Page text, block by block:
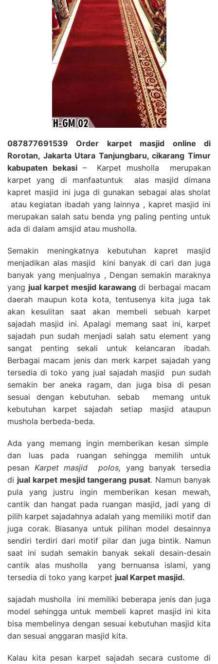
087877691539 Order karpet masjid online di
Rorotan, Jakarta Utara Tanjungbaru, cikarang Timur
kabupaten bekasi– Karpet musholla merupakan
karpet yang di manfaatuntuk alas masjid dimana
kapret masjid ini juga di gunakan sebagai alas sholat
atau kegiatan ibadah yang lainnya , kapret masjid ini
merupakan salah satu benda yng paling penting untuk
ada di dalam amsjid atau musholla.
Semakin meningkatnya kebutuhan kapret masjid
menjadikan alas masjid kini banyak di cari dan juga
banyak yang menjualnya , Dengan semakin maraknya
yang jual karpet mesjid karawang di berbagai macam
daerah maupun kota kota, tentusenya kita juga tak
akan kesulitan saat akan membeli sebuah karpet
sajadah masjid ini. Apalagi memang saat ini, karpet
sajadah pun sudah menjadi salah satu element yang
sangat penting sekali untuk kelancaran ibadah.
Berbagai macam jenis dan merk karpet sajadah yang
tersedia di toko yang jual sajadah masjid pun sudah
semakin ber aneka ragam, dan juga bisa di pesan
sesuai dengan kebutuhan. sebab memang untuk
kebutuhan karpet sajadah setiap masjid ataupun
mushola berbeda-beda.
Ada yang memang ingin memberikan kesan simple
dan luas pada ruangan sehingga memilih untuk
pesan Karpet masjid polos, yang banyak tersedia
di jual karpet mesjid tangerang pusat. Namun banyak
pula yang justru ingin memberikan kesan mewah,
cantik dan hangat pada ruangan masjid, jadi yang di
pilih karpet sajadahnya adalah yang memiliki motif dan
juga corak. Biasanya untuk pilihan model desainnya
sendiri terdiri dari motif pilar dan juga bintik. Namun
saat ini sudah semakin banyak sekali desain-desain
cantik alas musholla yang bernuansa islami, yang
tersedia di toko yang karpet jual Karpet masjid.
sajadah musholla ini memiliki beberapa jenis dan juga
model sehingga untuk membeli kapret masjid ini kita
bisa membelinya dengan sesuai kebutuhan masjid kita
dan sesuai anggaran masjid kita.
Kalau kita pesan karpet sajadah secara custome di